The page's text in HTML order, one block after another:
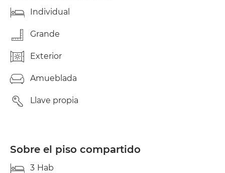
Individual
Grande
Exterior
Amueblada
Llave propia
Sobre el piso compartido
3 Hab